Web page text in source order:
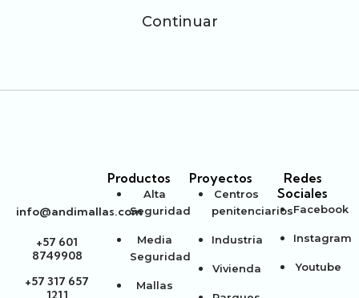
Continuar
info@andimallas.com
+57 601
8749908
+57 317 657
1211
Productos
Alta
Seguridad
Media
Seguridad
Mallas
Proyectos
Centros
penitenciarios
Industria
Vivienda
Redes
Sociales
Facebook
Instagram
Youtube